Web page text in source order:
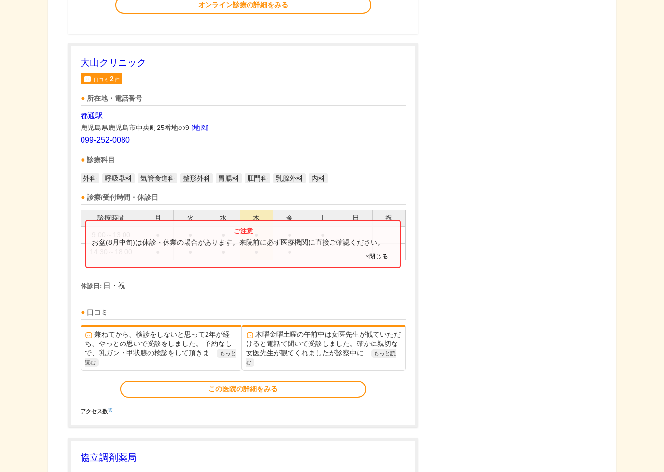
オンライン診療の詳細をみる
大山クリニック
口コミ 2件
所在地・電話番号
都通駅
鹿児島県鹿児島市中央町25番地の9 [地図]
099-252-0080
診療科目
外科 呼吸器科 気管食道科 整形外科 胃腸科 肛門科 乳腺外科 内科
診療/受付時間・休診日
診療時間 月 火 水 木 金 土 日 祝
お盆(8月中旬)は休診・休業の場合があります。来院前に必ず医療機関に直接ご確認ください。
×閉じる
休診日: 日・祝
口コミ
兼ねてから、検診をしないと思って2年が経
ち、やっとの思いで受診をしました。 予約なし
で、乳ガン・甲状腺の検診をして頂きま...
もっと
読む
木曜金曜土曜の午前中は女医先生が観ていただ
けると電話で聞いて受診しました。確かに親切な
女医先生が観てくれましたが診察中に...
もっと読
む
この医院の詳細をみる
アクセス数※
協立調剤薬局